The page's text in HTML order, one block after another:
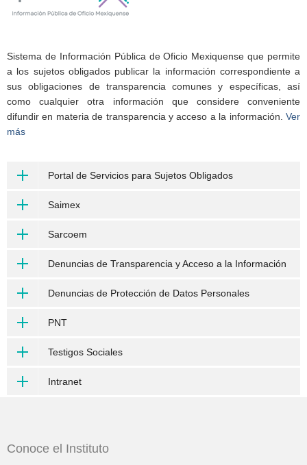
Sistema de Información Pública de Oficio Mexiquense que permite
a los sujetos obligados publicar la información correspondiente a
sus obligaciones de transparencia comunes y específicas, así
como cualquier otra información que considere conveniente
difundir en materia de transparencia y acceso a la información. Ver
más
Portal de Servicios para Sujetos Obligados
Saimex
Sarcoem
Denuncias de Transparencia y Acceso a la Información
Denuncias de Protección de Datos Personales
PNT
Testigos Sociales
Intranet
Conoce el Instituto